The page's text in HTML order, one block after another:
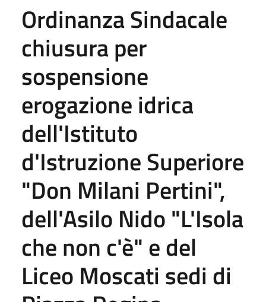
Ordinanza Sindacale
chiusura per
sospensione
erogazione idrica
dell'Istituto
d'Istruzione Superiore
"Don Milani Pertini",
dell'Asilo Nido "L'Isola
che non c'è" e del
Liceo Moscati sedi di